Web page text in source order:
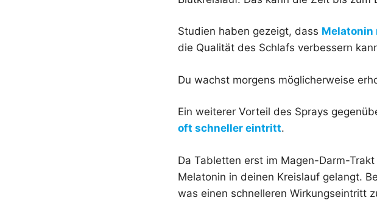
Studien haben gezeigt, dass Melatonin
die Qualität des Schlafs verbessern
Du wachst morgens möglicherweise
Ein weiterer Vorteil des Sprays
oft schneller eintritt.
Da Tabletten erst im Magen-Darm-
Melatonin in deinen Kreislauf gelangt.
was einen schnelleren Wirkungseintritt